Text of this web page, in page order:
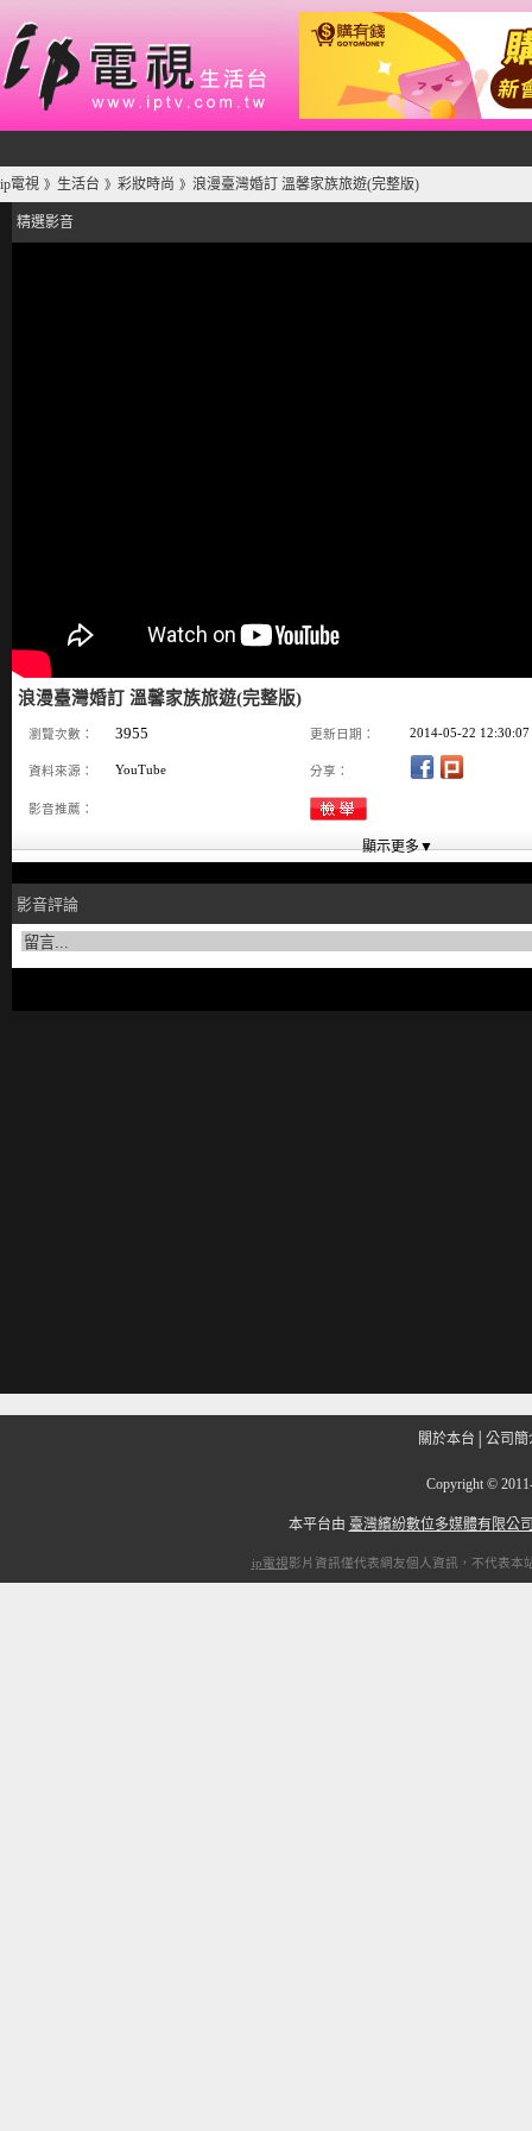
ip電視 》 生活台 》 彩妝時尚 》 浪漫臺灣婚訂 溫馨家族旅遊(完整版)
精選影音
浪漫臺灣婚訂 溫馨家族旅遊(完整版)
瀏覽次數： 3955 更新日期： 2014-05-22 12:30:07
資料來源： YouTube 分享：
影音推薦：
影音評論
關於本台 公司簡
Copyright ©
本平台由 臺灣繽紛數位多媒體有限公
ip電視影片資訊僅代表網友個人資訊，不代表本